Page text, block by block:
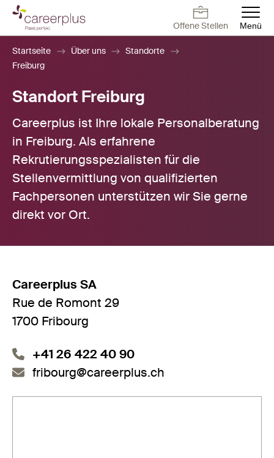
Direkt
zum
Inhalt
Offene Stellen Menü
Offene Stellen
Für Arbeitgeber
Blog
Über uns
Offene Stellen
Careerplus
Deutsch Français English
Startseite Über uns
Standorte
Freiburg
Standort Freiburg
Careerplus ist Ihre lokale Personalberatung
in Freiburg. Als erfahrene
Rekrutierungsspezialisten für die
Stellenvermittlung von qualifizierten
Fachpersonen unterstützen wir Sie gerne
direkt vor Ort.
Careerplus SA
Rue de Romont 29
1700 Fribourg
+41 26 422 40 90
fribourg@careerplus.ch